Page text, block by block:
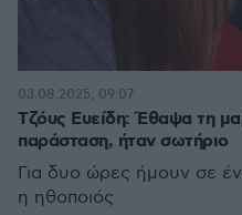
Τζόυς Ευείδη: Έθαψα τη
παράσταση, ήταν σωτήριο
Για δυο ώρες ήμουν σε
η ηθοποιός
03.08.2025, 09:07